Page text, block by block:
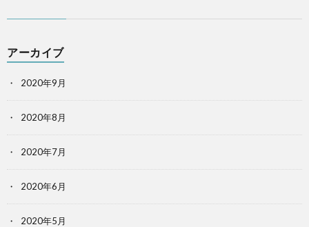
アーカイブ
2020年9月
2020年8月
2020年7月
2020年6月
2020年5月